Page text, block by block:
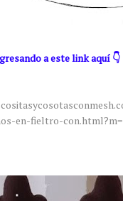
a este link aquí 👇
en-fieltro-